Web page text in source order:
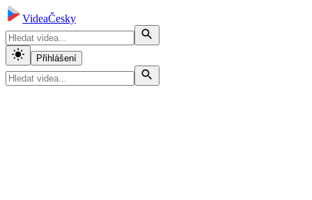
VideaČesky
Přihlášení